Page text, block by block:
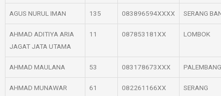
AGUS NURUL IMAN 135 083896594XXXX SERANG
AHMAD ADITIYA ARIA
JAGAT JATA UTAMA
11 087853181XX LOMBOK
AHMAD MAULANA 53 083178673XXX PALEMBANG
AHMAD MUNAWAR 61 082261166XX SERANG